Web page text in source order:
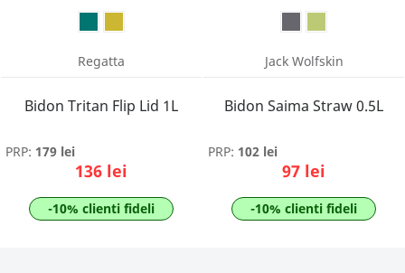
Regatta
Bidon Tritan Flip Lid 1L
PRP: 179 lei
136 lei
-10% clienti fideli
Jack Wolfskin
Bidon Saima Straw 0.5L
PRP: 102 lei
97 lei
-10% clienti fideli